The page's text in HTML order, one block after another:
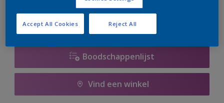
Boodschappenlijst
Vind een winkel
Reject All
Accept All Cookies